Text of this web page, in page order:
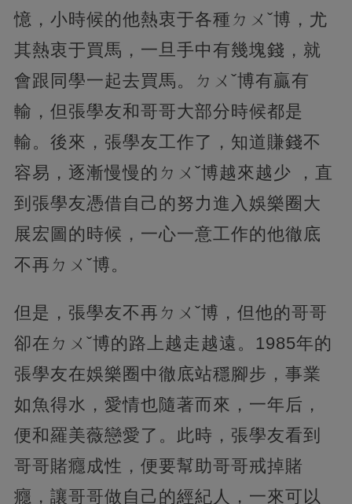
憶，小時候的他熱衷于各種ㄉㄨˇ博，尤
其熱衷于買馬，一旦手中有幾塊錢，就
會跟同學一起去買馬。ㄉㄨˇ博有贏有
輸，但張學友和哥哥大部分時候都是
輸。後來，張學友工作了，知道賺錢不
容易，逐漸慢慢的ㄉㄨˇ博越來越少 ，直
到張學友憑借自己的努力進入娛樂圈大
展宏圖的時候，一心一意工作的他徹底
不再ㄉㄨˇ博。
但是，張學友不再ㄉㄨˇ博，但他的哥哥
卻在ㄉㄨˇ博的路上越走越遠。1985年的
張學友在娛樂圈中徹底站穩腳步，事業
如魚得水，愛情也隨著而來，一年后，
便和羅美薇戀愛了。此時，張學友看到
哥哥賭癮成性，便要幫助哥哥戒掉賭
癮，讓哥哥做自己的經紀人，一來可以